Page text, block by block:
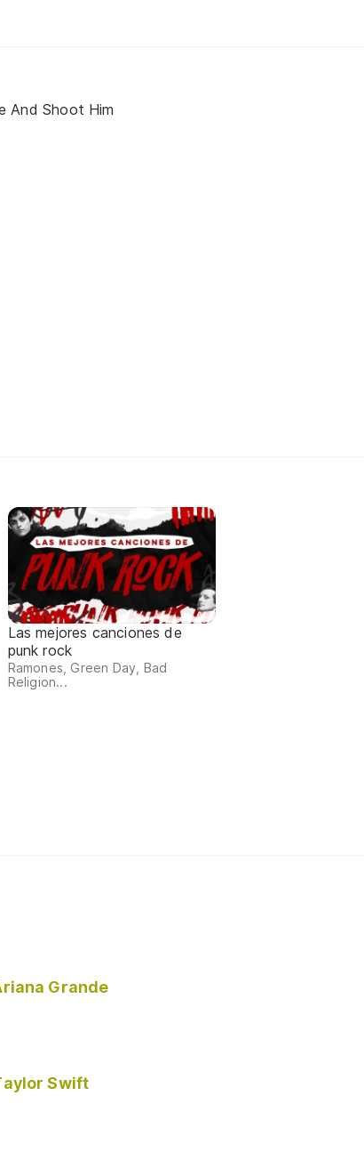
And Shoot Him
Las mejores canciones de
punk rock
Ramones, Green Day, Bad
Religion...
Grande
Swift